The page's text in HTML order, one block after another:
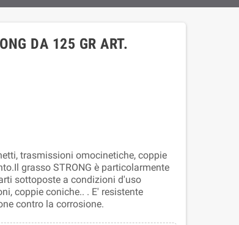
DA 125 GR ART.
trasmissioni omocinetiche, coppie
grasso STRONG è particolarmente
sottoposte a condizioni d'uso
coppie coniche.. . E' resistente
contro la corrosione.